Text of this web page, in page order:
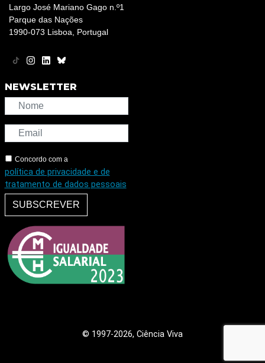
Largo José Mariano Gago n.º1
Parque das Nações
1990-073 Lisboa, Portugal
NEWSLETTER
Concordo com a
política de privacidade e de
tratamento de dados pessoais
SUBSCREVER
© 1997-2026, Ciência Viva